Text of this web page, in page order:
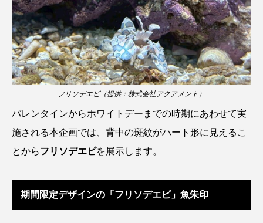
エゾアイナメ オオカミウオ
オオグソクムシ オオサンショウウオ
オショロコマ オスカー オタリア
オットセイ オニヒトデ オワンクラゲ
オーストラリア カイエビ カイギュウ
カイロウドウケツ カイワリ
フリソデエビ（提供：株式会社アクアメント）
バレンタインからホワイトデーまでの時期にあわせて実
施される本企画では、背中の斑紋がハート形に見えるこ
とからフリソデエビを展示します。
​期間限定デザインの「フリソデエビ」魚朱印